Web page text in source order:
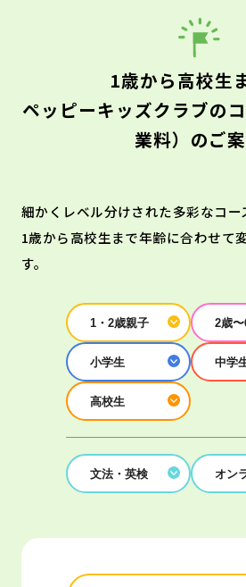
1歳から高校生
ペッピーキッズクラブの
業料）のご
細かくレベル分けされた多彩なコー
1歳から高校生まで年齢に合わせて
す。
1・2歳親子 2歳
小学生 中学
高校生
文法・英検 オン